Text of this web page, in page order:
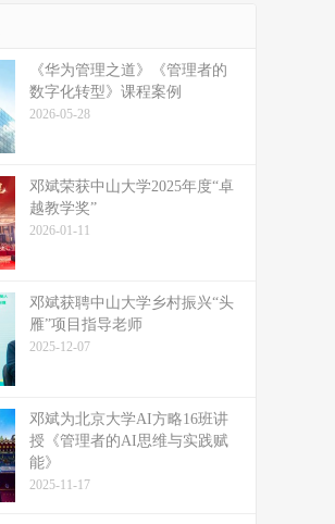
《华为管理之道》《管理者的
数字化转型》课程案例
2026-05-28
邓斌荣获中山大学2025年度“卓
越教学奖”
2026-01-11
邓斌获聘中山大学乡村振兴“头
雁”项目指导老师
2025-12-07
邓斌为北京大学AI方略16班讲
授《管理者的AI思维与实践赋
能》
2025-11-17